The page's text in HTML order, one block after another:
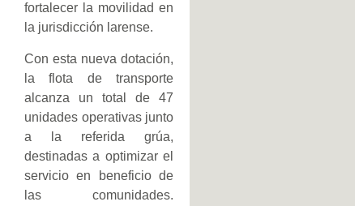
fortalecer la movilidad en
la jurisdicción larense.
Con esta nueva dotación,
la flota de transporte
alcanza un total de 47
unidades operativas junto
a la referida grúa,
destinadas a optimizar el
servicio en beneficio de
las comunidades.